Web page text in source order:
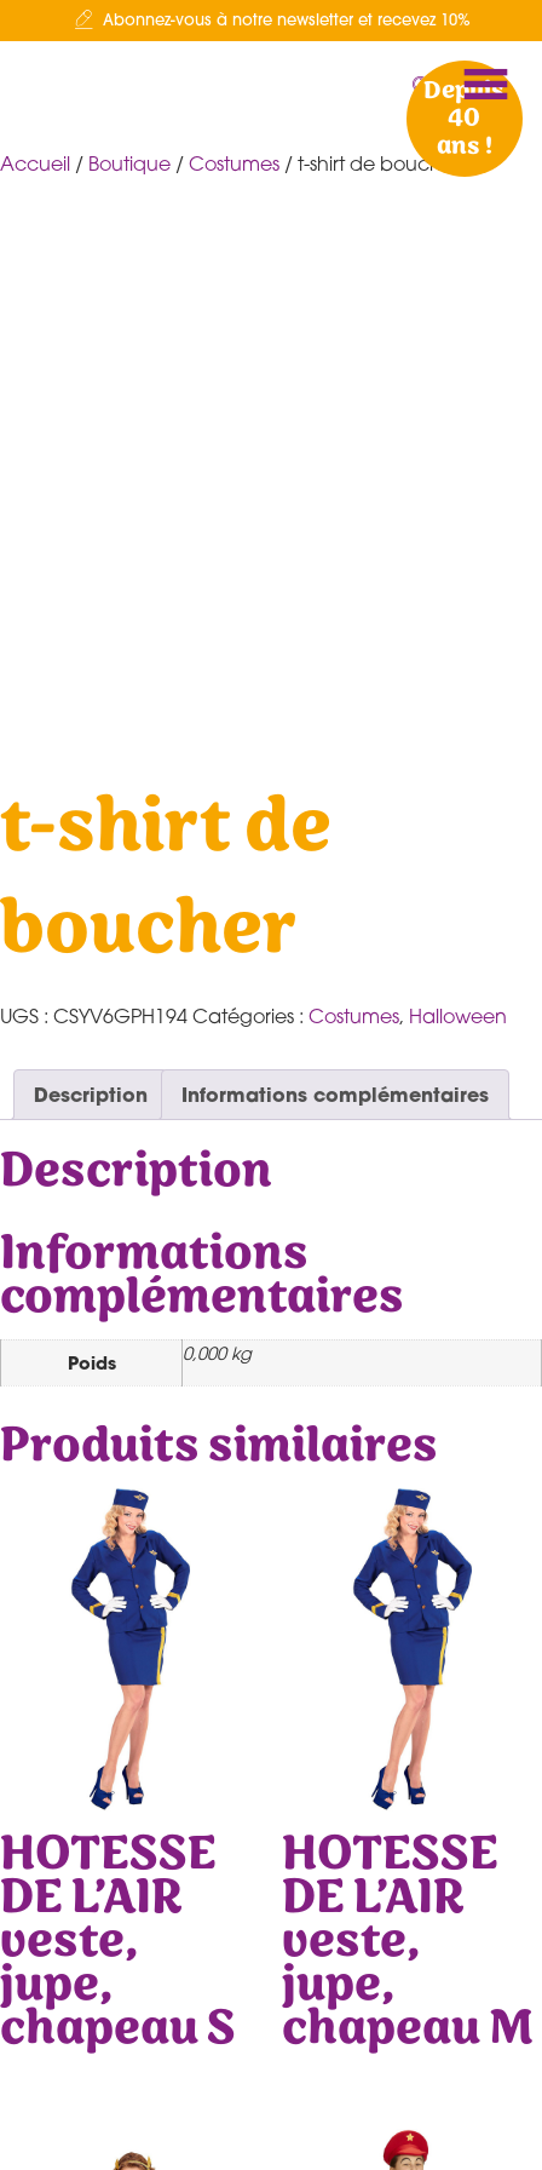
Abonnez-vous à notre newsletter et recevez 10%
Depuis
40
ans !
Accueil / Boutique / Costumes / t-shirt de boucher
t-shirt de
boucher
UGS : CSYV6GPH194 Catégories : Costumes, Halloween
Description Informations complémentaires
Description
Informations
complémentaires
Poids 0,000 kg
Produits similaires
HOTESSE
DE L’AIR
veste,
jupe,
chapeau S
HOTESSE
DE L’AIR
veste,
jupe,
chapeau M